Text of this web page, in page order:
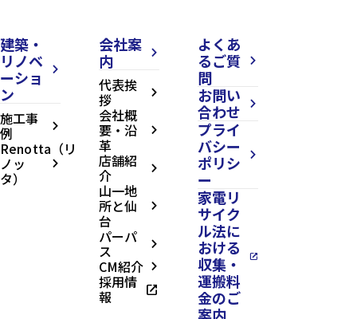
建築・
リノベ
ーショ
ン
arrow_forward_ios
施工事
例 arrow_forward_ios
Renotta（リ
ノッ
タ）
arrow_forward_ios
会社案
内
arrow_forward_ios
代表挨
拶 arrow_forward_ios
会社概
要・沿
革
arrow_forward_ios
店舗紹
介 arrow_forward_ios
山一地
所と仙
台
arrow_forward_ios
パーパ
ス arrow_forward_ios
CM紹介 arrow_forward_ios
採用情
報 open_in_new
よくあ
るご質
問
arrow_forward_ios
お問い
合わせ
arrow_forward_ios
プライ
バシー
ポリシ
ー
arrow_forward_ios
家電リ
サイク
ル法に
おける
収集・
運搬料
金のご
案内
open_in_new